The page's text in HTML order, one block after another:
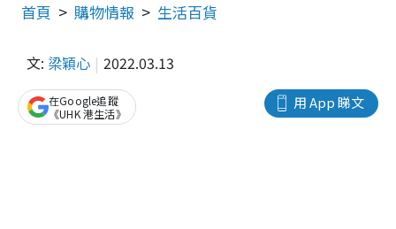
首頁 購物情報 生活百貨
文: 梁穎心 2022.03.13
用 App 睇文
在Google追蹤
《UHK 港生活》